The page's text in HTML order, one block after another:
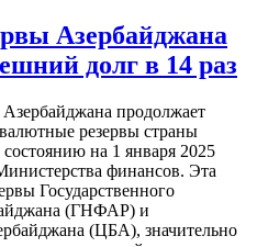
Азербайджана
долг в 14 раз
продолжает
резервы страны
на 1 января 2025
финансов. Эта
Государственного
(ГНФАР) и
(ЦБА), значительно